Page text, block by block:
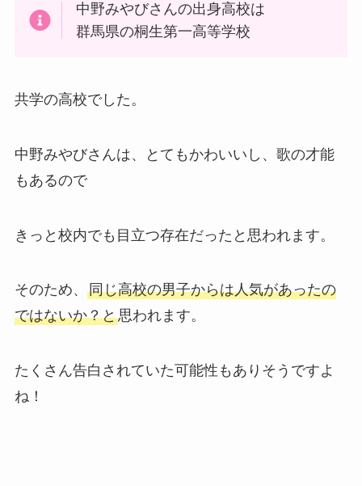
中野みやびさんの出身高校は
群馬県の桐生第一高等学校
共学の高校でした。
中野みやびさんは、とてもかわいいし、歌の才能
もあるので
きっと校内でも目立つ存在だったと思われます。
そのため、 同じ高校の男子からは人気があったの
ではないか？と思われます。
たくさん告白されていた可能性もありそうですよ
ね！